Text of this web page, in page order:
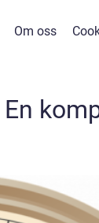
Om oss